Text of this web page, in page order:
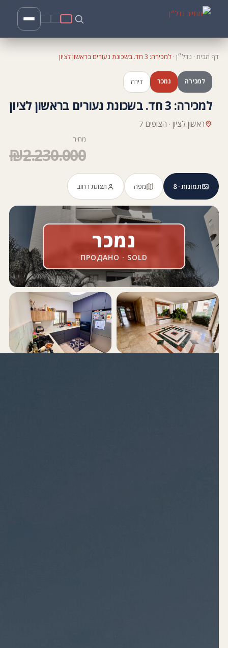
דף הבית · נדל״ן · למכירה: 3 חד. בשכונת נעורים בראשון לציון
למכירה נמכר דירה
למכירה: 3 חד. בשכונת נעורים בראשון לציון
ראשון לציון · הצופים 7
מחיר
₪2.230.000
תמונות · 8 מפה תצוגת רחוב
נמכר
ПРОДАНО · SOLD